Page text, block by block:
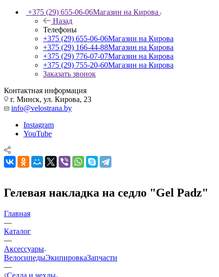
+375 (29) 655-06-06Магазин на Кирова
Назад
Телефоны
+375 (29) 655-06-06Магазин на Кирова
+375 (29) 166-44-88Магазин на Кирова
+375 (29) 776-07-07Магазин на Кирова
+375 (29) 755-20-60Магазин на Кирова
Заказать звонок
Контактная информация
г. Минск, ул. Кирова, 23
info@velostrana.by
Instagram
YouTube
Гелевая накладка на седло "Gel Padz"
Главная
—
Каталог
—
Аксессуары
ВелосипедыЭкипировкаЗапчасти
—
Седла и чехлы